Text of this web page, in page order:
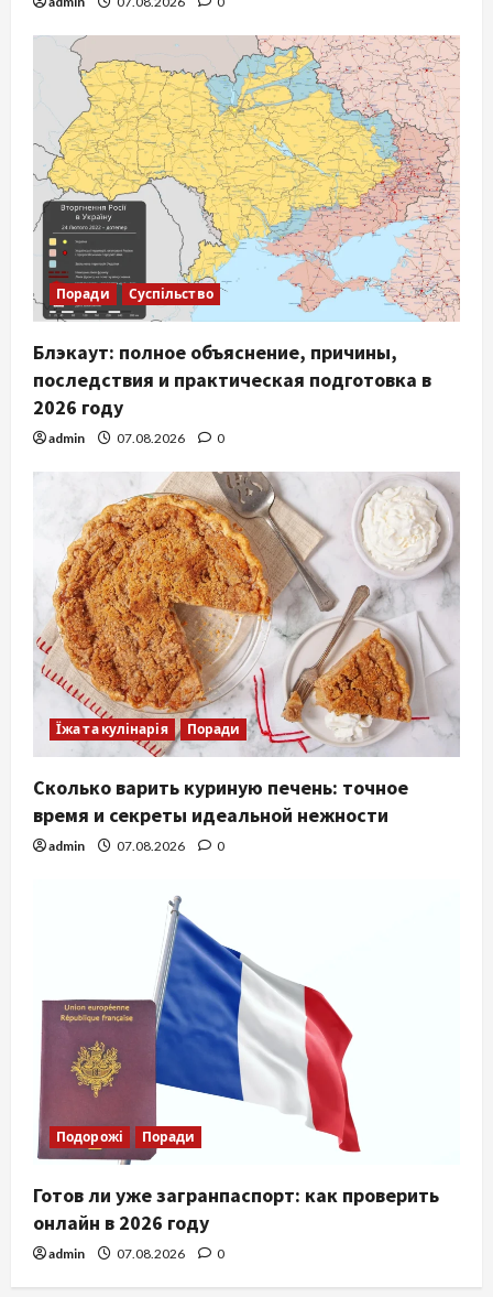
Поради Суспільство
Блэкаут: полное объяснение, причины,
последствия и практическая подготовка в
2026 году
admin 07.08.2026 0
Їжа та кулінарія Поради
Сколько варить куриную печень: точное
время и секреты идеальной нежности
admin 07.08.2026 0
Подорожі Поради
Готов ли уже загранпаспорт: как проверить
онлайн в 2026 году
admin 07.08.2026 0